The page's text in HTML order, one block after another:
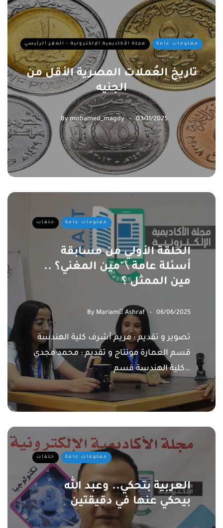
مجلة الأكاديمية الإلكترونية - المقر الرئيسي معلومات عامة
تاريخ العُملات المصرية الأقل من
الجنيه
Bymohamed_magdy 03/11/2025
حلقات معلومات عامة
الحلقة الأولي من مسابقة
أسئلة عامة \"مين المغني؟ ..
مين الممثل ؟
By Mariam ِAshraf 06/06/2025
تصوير و تقديم : مريم أشرف كلية الهندسة
قسم العمارة مونتاج و تقديم : محمد مجدي
كلية الهندسة قسم…
حلقات معلومات عامة
العربية بتحكي.. وعبد الله
بيحكي عنها في دقيقتين